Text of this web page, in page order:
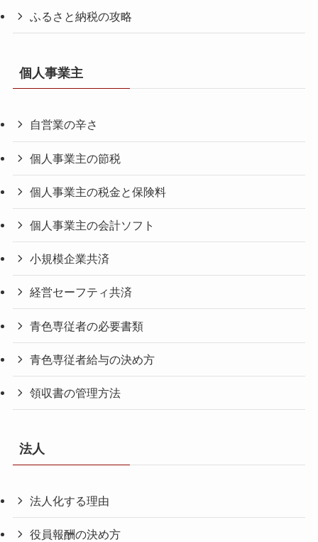
ふるさと納税の攻略
個人事業主
自営業の辛さ
個人事業主の節税
個人事業主の税金と保険料
個人事業主の会計ソフト
小規模企業共済
経営セーフティ共済
青色専従者の必要書類
青色専従者給与の決め方
領収書の管理方法
法人
法人化する理由
役員報酬の決め方